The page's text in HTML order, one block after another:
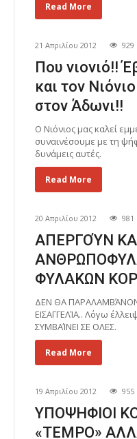
Read More
21 Απριλίου 2012 929
Που νιονιό!!
και τον
στον Άδωνι!!
Ο Νιόνιος μας καλεί
συναινέσουμε με τη
δυνάμεις αυτές.
Read More
20 Απριλίου 2012 981
ΑΠΕΡΓΟΎΝ
ΦΥΛΑΚΩΝ
ΔΕΝ ΘΑ
ΕΙΣΑΓΓΕΛΊΑ.. Λόγω
ΣΥΜΒΑΊΝΕΙ ΣΕ ΟΛΕΣ.
Read More
19 Απριλίου 2012 955
ΥΠΟΨΗΦΙΟΙ
«TEMPO»